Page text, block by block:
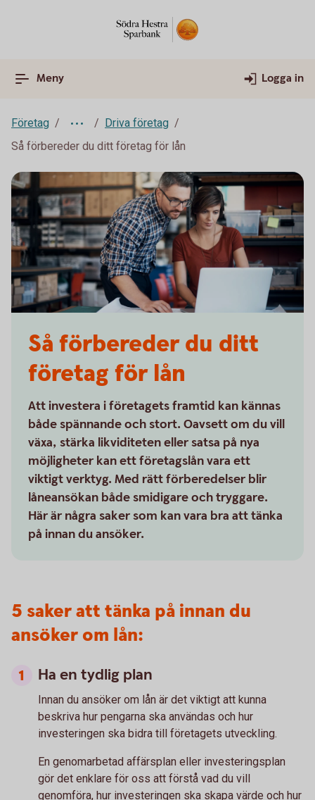
Meny Logga in
Företag
Driva företag
Så förbereder du ditt företag för lån
Så förbereder du ditt
företag för lån
Att investera i företagets framtid kan kännas
både spännande och stort. Oavsett om du vill
växa, stärka likviditeten eller satsa på nya
möjligheter kan ett företagslån vara ett
viktigt verktyg. Med rätt förberedelser blir
låneansökan både smidigare och tryggare.
Här är några saker som kan vara bra att tänka
på innan du ansöker.
5 saker att tänka på innan du
ansöker om lån:
Ha en tydlig plan
Innan du ansöker om lån är det viktigt att kunna
beskriva hur pengarna ska användas och hur
investeringen ska bidra till företagets utveckling.
En genomarbetad affärsplan eller investeringsplan
gör det enklare för oss att förstå vad du vill
genomföra, hur investeringen ska skapa värde och hur